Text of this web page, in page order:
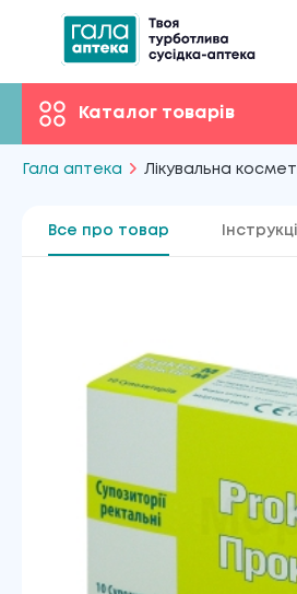
Каталог товарів
Гала аптека Лікувальна
Все про товар